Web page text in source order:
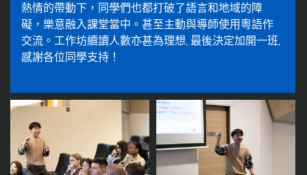
熱情的帶動下，同學們也都打破了語言和地域的障
礙，樂意融入課堂當中。甚至主動與導師使用粵語作
交流。工作坊續讀人數亦甚為理想, 最後決定加開一班,
感謝各位同學支持！